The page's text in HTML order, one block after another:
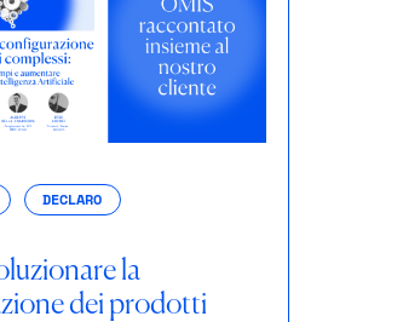
DECLARO
la
dei prodotti